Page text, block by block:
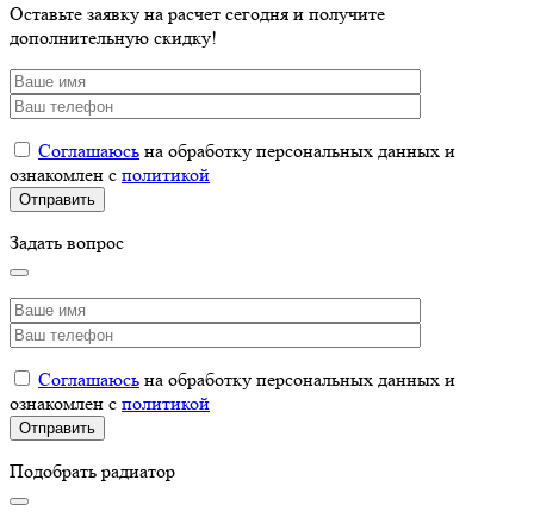
Оставьте заявку на расчет сегодня и получите
дополнительную скидку!
Соглашаюсь на обработку персональных данных и
ознакомлен с политикой
Задать вопрос
Соглашаюсь на обработку персональных данных и
ознакомлен с политикой
Подобрать радиатор